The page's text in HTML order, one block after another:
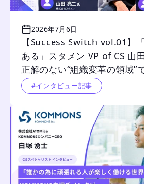
2026年7月6日
【Success Switch vol.01】
ある」スタメン VP of CS 山
正解のない“組織変革の領域”
重ねたCSリーダーの本音（前
#インタビュー記事